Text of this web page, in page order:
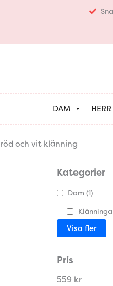
DAM HERR
röd och vit klänning
Kategorier
Dam (1)
Visa fler
Pris
559 kr